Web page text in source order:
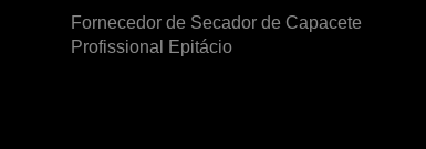
Fornecedor de Secador de Capacete
Profissional Epitácio